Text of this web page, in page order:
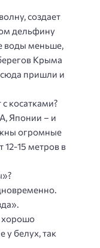
создает
дельфину
воды меньше,
Крыма
пришли и
косатками?
Японии – и
огромные
12-15 метров в
хорошо
у белух, так